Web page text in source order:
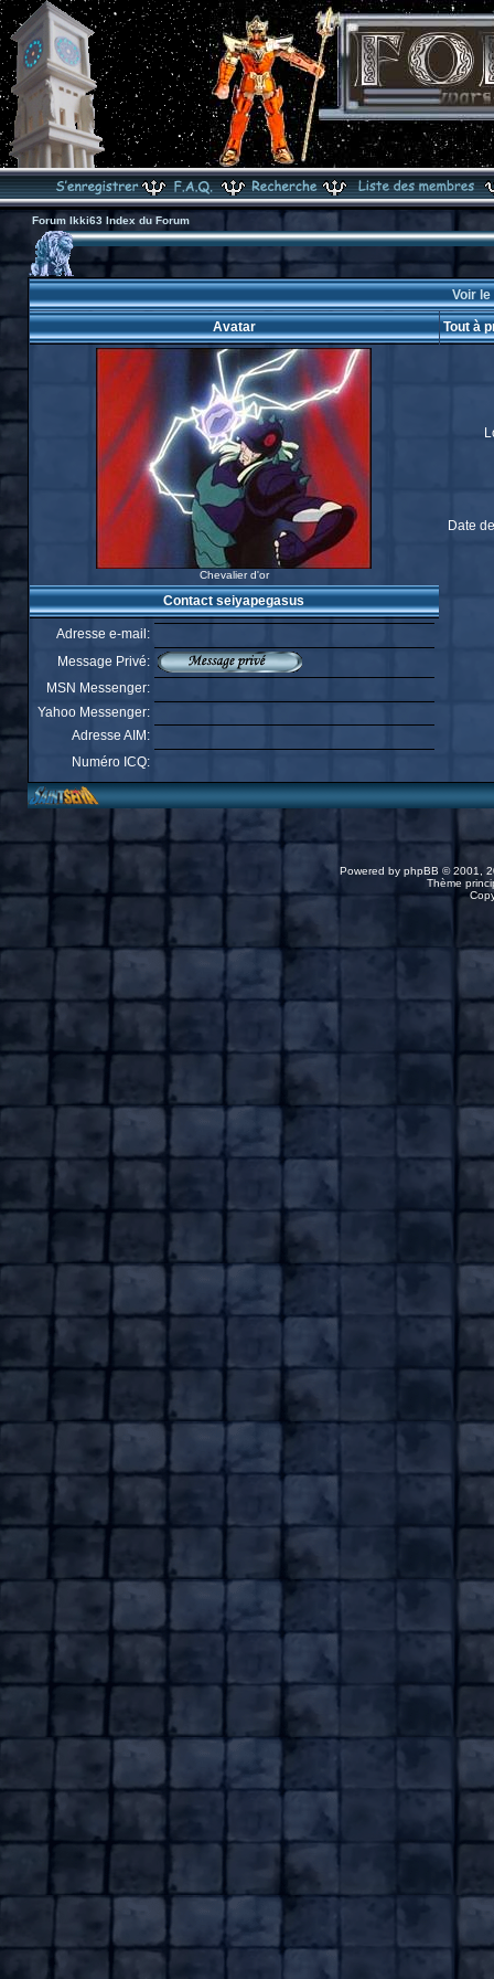
Forum Ikki63 Index du Forum
Voir
Avatar Tout à
Chevalier d'or
Date
Contact seiyapegasus
Adresse e-mail:
Message Privé:
MSN Messenger:
Yahoo Messenger:
Adresse AIM:
Numéro ICQ:
Powered by phpBB © 2001,
Thème